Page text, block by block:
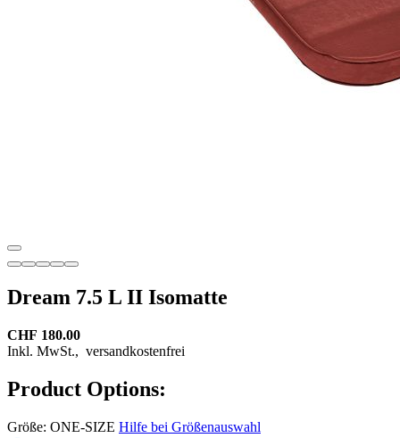
Dream 7.5 L II Isomatte
CHF 180.00
Inkl. MwSt., versandkostenfrei
Product Options:
Größe: ONE-SIZE Hilfe bei Größenauswahl